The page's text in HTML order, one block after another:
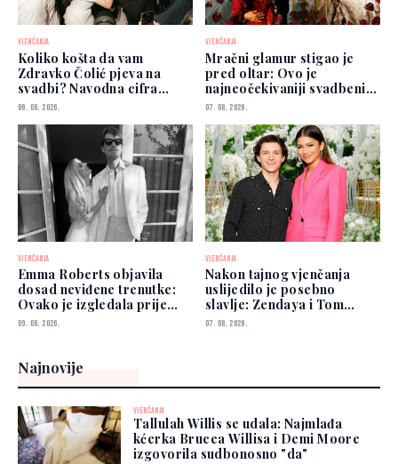
VJENČANJA
Koliko košta da vam
Zdravko Čolić pjeva na
svadbi? Navodna cifra
privukla pažnju
06. 08. 2026.
VJENČANJA
Mračni glamur stigao je
pred oltar: Ovo je
najneočekivaniji svadbeni
trend 2026.
07. 08. 2026.
VJENČANJA
Emma Roberts objavila
dosad neviđene trenutke:
Ovako je izgledala prije
nego što je rekla „da“
09. 08. 2026.
VJENČANJA
Nakon tajnog vjenčanja
uslijedilo je posebno
slavlje: Zendaya i Tom
Holland okupili najbliže
07. 08. 2026.
Najnovije
VJENČANJA
Tallulah Willis se udala: Najmlađa
kćerka Brucea Willisa i Demi Moore
izgovorila sudbonosno "da"